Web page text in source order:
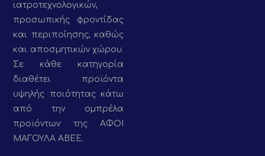
ιατροτεχνολογικών,
προσωπικής φροντίδας
και περιποίησης, καθώς
και αποσμητικών χώρου.
Σε κάθε κατηγορία
διαθέτει προϊόντα
υψηλής ποιότητας κάτω
από την ομπρέλα
προϊόντων της ΑΦΟΙ
ΜΑΓΟΥΛΑ ΑΒΕΕ.